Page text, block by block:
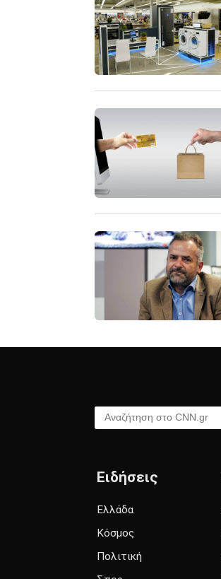
Αναζήτηση στο CNN.gr
Ειδήσεις
Ελλάδα
Κόσμος
Πολιτική